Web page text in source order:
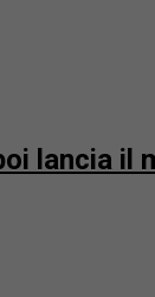
lancia